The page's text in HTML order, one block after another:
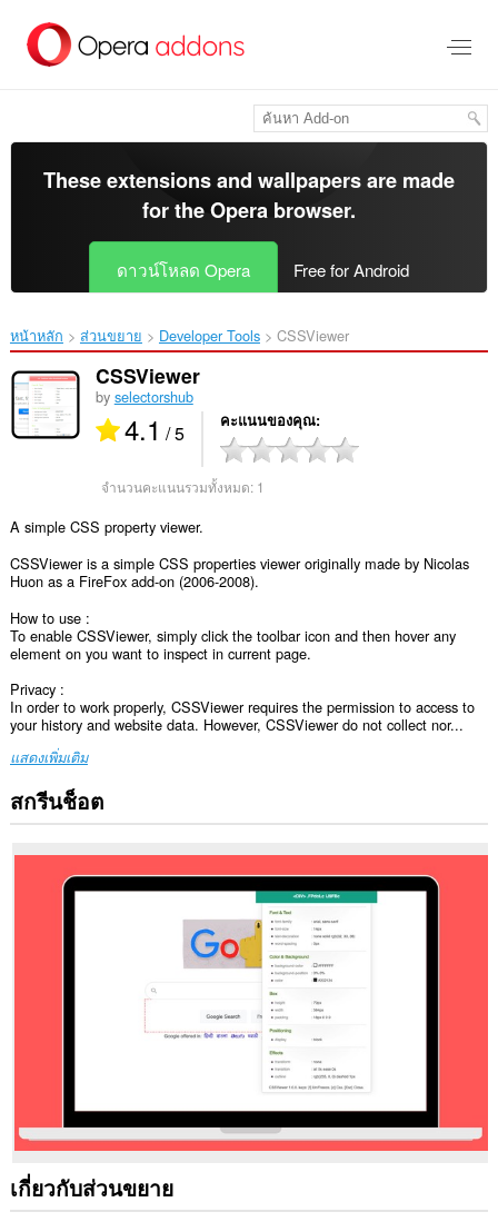
These extensions and wallpapers are made
for theOpera browser.
ดาวน์โหลด Opera Free for Android
หน้าหลัก ส่วนขยาย Developer Tools CSSViewer‎
CSSViewer
by selectorshub
4.1 / 5 คะแนนของคุณ
จำนวนคะแนนรวมทั้งหมด: 1
A simple CSS property viewer.
CSSViewer is a simple CSS properties viewer originally made by Nicolas
Huon as a FireFox add-on (2006-2008).
How to use :
To enable CSSViewer, simply click the toolbar icon and then hover any
element on you want to inspect in current page.
Privacy :
In order to work properly, CSSViewer requires the permission to access to
your history and website data. However, CSSViewer do not collect nor...
แสดงเพิ่มเติม
สกรีนช็อต
เกี่ยวกับส่วนขยาย